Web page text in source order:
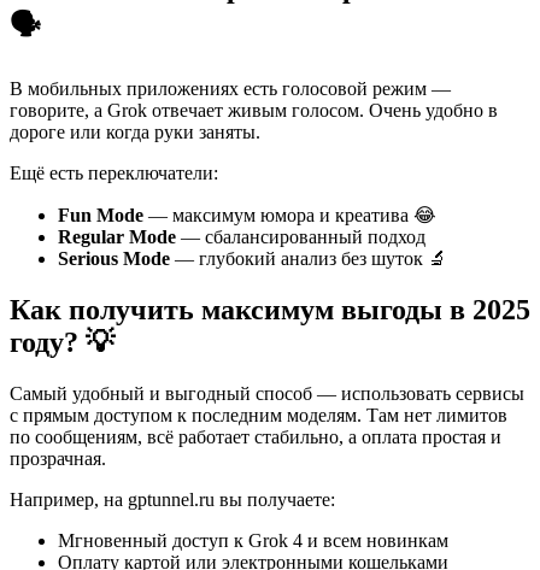
🗣️
В мобильных приложениях есть голосовой режим —
говорите, а Grok отвечает живым голосом. Очень удобно в
дороге или когда руки заняты.
Ещё есть переключатели:
Fun Mode — максимум юмора и креатива 😂
Regular Mode — сбалансированный подход
Serious Mode — глубокий анализ без шуток 🔬
Как получить максимум выгоды в 2025
году? 💡
Самый удобный и выгодный способ — использовать сервисы
с прямым доступом к последним моделям. Там нет лимитов
по сообщениям, всё работает стабильно, а оплата простая и
прозрачная.
Например, на gptunnel.ru вы получаете:
Мгновенный доступ к Grok 4 и всем новинкам
Оплату картой или электронными кошельками